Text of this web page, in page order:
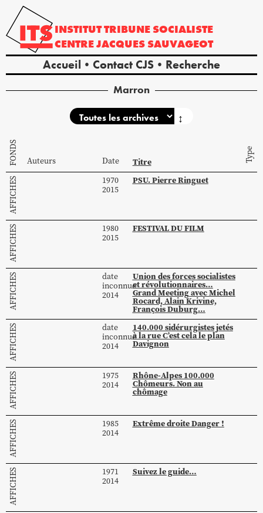
INSTITUTTRIBUNE SOCIALISTE
CENTREJACQUES SAUVAGEOT
Accueil Contact CJS Recherche
Marron
↕
FONDS Auteurs Date Titre Type
AFFICHES
1970
2015
PSU. Pierre Ringuet
AFFICHES
1980
2015
FESTIVAL DU FILM
AFFICHES
date
inconnue
2014
Union des forces socialistes
et révolutionnaires…
Grand Meeting avec Michel
Rocard, Alain Krivine,
François Duburg…
AFFICHES
date
inconnue
2014
140.000 sidérurgistes jetés
à la rue C’est cela le plan
Davignon
AFFICHES
1975
2014
Rhône-Alpes 100.000
Chômeurs. Non au
chômage
AFFICHES
1985
2014
Extrême droite Danger !
AFFICHES
1971
2014
Suivez le guide…